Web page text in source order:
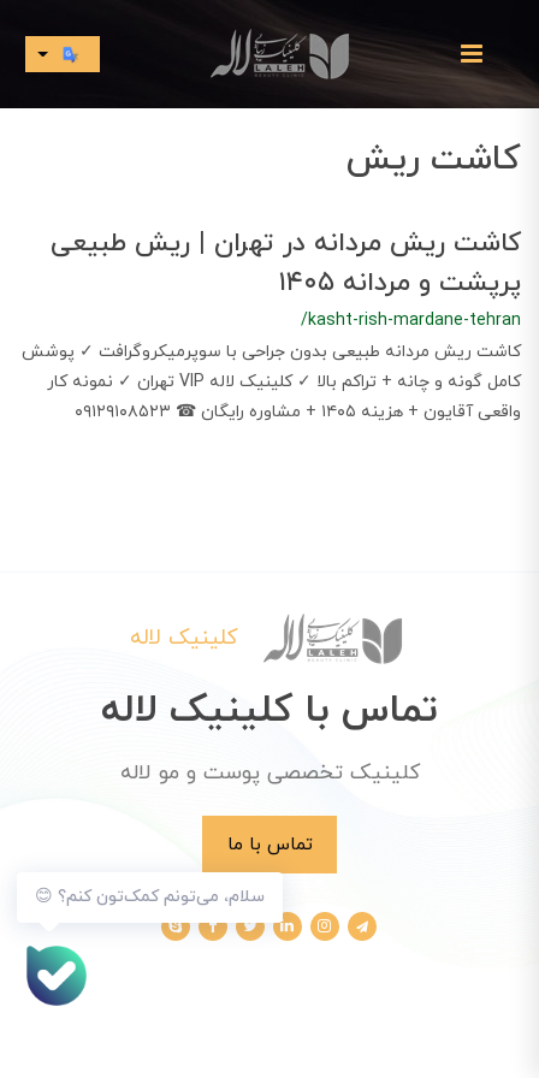
کاشت ریش
کاشت ریش مردانه در تهران | ریش طبیعی
پرپشت و مردانه ۱۴۰۵
/kasht-rish-mardane-tehran
​​​​کاشت ریش مردانه طبیعی بدون جراحی با سوپرمیکروگرافت ✓ پوشش
کامل گونه و چانه + تراکم بالا ✓ کلینیک لاله VIP تهران ✓ نمونه کار
واقعی آقایون + هزینه ۱۴۰۵ + مشاوره رایگان ☎ ۰۹۱۲۹۱۰۸۵۲۳
سلام، می‌تونم کمک‌تون کنم؟ 😊
کلینیک لاله
تماس با کلینیک لاله
کلینیک تخصصی پوست و مو لاله
تماس با ما